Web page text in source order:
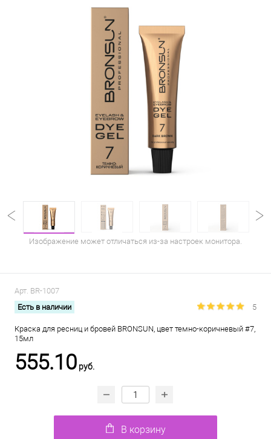
Изображение может отличаться из-за настроек монитора.
Арт. BR-1007
Есть в наличии
5
Краска для ресниц и бровей BRONSUN, цвет темно-коричневый #7,
15мл
555.10 руб.
В корзину